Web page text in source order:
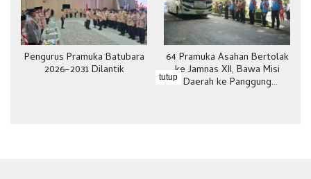
Pengurus Pramuka Batubara
2026–2031 Dilantik
64 Pramuka Asahan Bertolak
ke Jamnas XII, Bawa Misi
Daerah ke Panggung
tutup